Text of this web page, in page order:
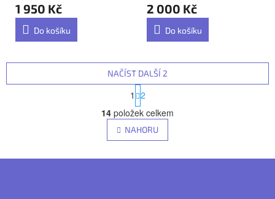
1 950 Kč
Do košíku
2 000 Kč
Do košíku
O
v
l
á
NAČÍST DALŠÍ 2
S
t
r
á
n
o
1 2
14 položek celkem
NAHORU